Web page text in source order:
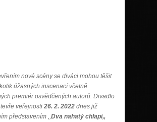
nové scény se diváci mohou těšit
úžasných inscenací včetně
premiér osvědčených autorů. Divadlo
veřejnosti 26. 2. 2022 dnes již
představením ,,Dva nahatý chlapi,,